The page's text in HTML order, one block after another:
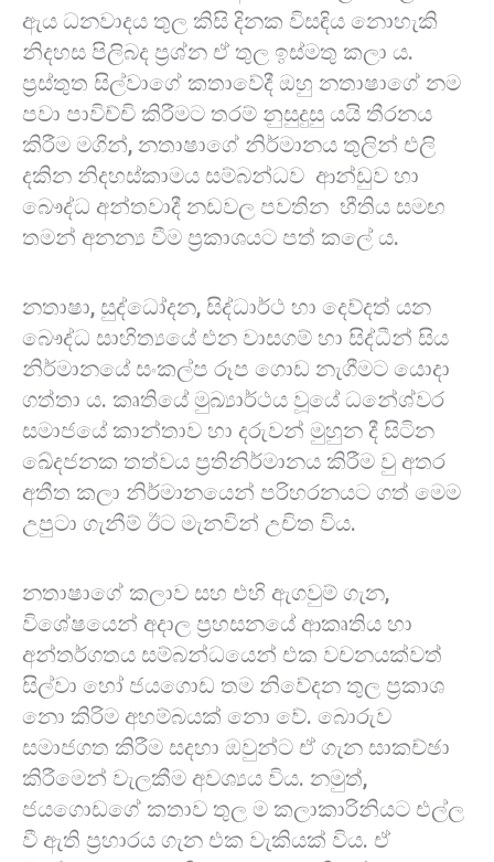
ඇය ධනවාදය තුල කිසි දිනක විසඳිය නොහැකි
නිදහස පිලිබද ප්‍රශ්න ඒ තුල ඉස්මතු කලා ය.
ප්‍රස්තුත සිල්වාගේ කතාවේදී ඔහු නතාෂාගේ නම
පවා පාවිච්චි කිරීමට තරම් නුසුදුසු යයි තීරනය
කිරීම මගින්, නතාෂාගේ නිර්මානය තුලින් එලි
දකින නිදහස්කාමය සම්බන්ධව ආන්ඩුව හා
බෞද්ධ අන්තවාදී නඩවල පවතින භීතිය සමඟ
තමන් අනන්‍ය වීම ප්‍රකාශයට පත් කලේ ය.
නතාෂා, සුද්ධෝදන, සිද්ධාර්ථ හා දෙව්දත් යන
බෞද්ධ සාහිත්‍යයේ එන වාසගම් හා සිද්ධීන් සිය
නිර්මානයේ සංකල්ප රූප ගොඩ නැගීමට යොදා
ගත්තා ය. කෘතියේ මුඛ්‍යාර්ථය වූයේ ධනේශ්වර
සමාජයේ කාන්තාව හා දරුවන් මුහුන දී සිටින
ඛේදජනක තත්වය ප්‍රතිනිර්මානය කිරීම වු අතර
අතීත කලා නිර්මානයෙන් පරිහරනයට ගත් මෙම
උපුටා ගැනීම් ඊට මැනවින් උචිත විය.
නතාෂාගේ කලාව සහ එහි ඇගවුම් ගැන,
විශේෂයෙන් අදාල ප්‍රහසනයේ ආකෘතිය හා
අන්තර්ගතය සම්බන්ධයෙන් එක වචනයක්වත්
සිල්වා හෝ ජයගොඩ තම නිවේදන තුල ප්‍රකාශ
නො කිරිම අහම්බයක් නො වේ. බොරුව
සමාජගත කිරීම සදහා ඔවුන්ට ඒ ගැන සාකච්ඡා
කිරීමෙන් වැලකීම අවශ්‍යය විය. නමුත්,
ජයගොඩගේ කතාව තුල ම කලාකාරිනියට එල්ල
වී ඇති ප්‍රහාරය ගැන එක වැකියක් විය. ඒ